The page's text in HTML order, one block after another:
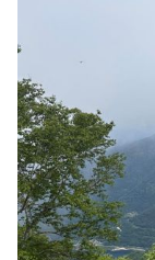
く、横に小さな沢
ける。 水場で沢が
距離は大してない
と 草木が少し 邪魔
ていないようだ。
ず、せっかくなの
ルが落ちていたの
ます。